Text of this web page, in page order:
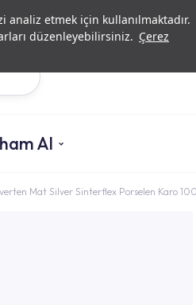
etmek için kullanılmaktadır.
düzenleyebilirsiniz. Çerez
Yatırımcı İlişkileri
Ara
Al
Mat Silver Sinterflex Porselen Karo